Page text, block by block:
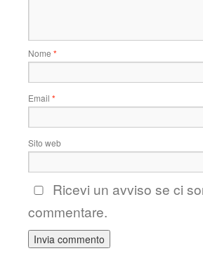
Nome *
Email *
Sito web
Ricevi un avviso se ci
commentare.